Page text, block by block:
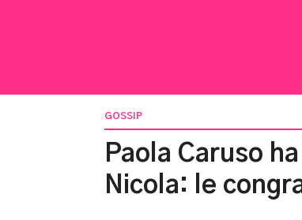
GOSSIP
Paola Caruso
Nicola: le